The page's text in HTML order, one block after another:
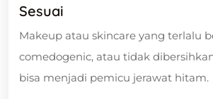
Sesuai
Makeup atau skincare yang terlalu
comedogenic, atau tidak
bisa menjadi pemicu jerawat hitam.